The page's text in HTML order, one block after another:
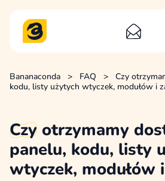
Bananaconda > FAQ >
Czy
kodu, listy użytych wtyczek, modułów i
Czy otrzymamy
panelu, kodu, listy
wtyczek, modułów